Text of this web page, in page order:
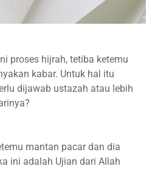
proses hijrah, tetiba ketemu
kabar. Untuk hal itu
dijawab ustazah atau lebih
mantan pacar dan dia
ini adalah Ujian dari Allah